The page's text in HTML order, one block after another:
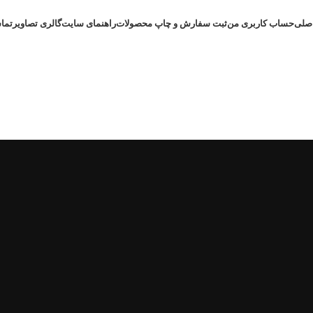
حساب کاربری منثبت سفارش و چاپ محصولاتراهنمای سایتگالری تصاویر